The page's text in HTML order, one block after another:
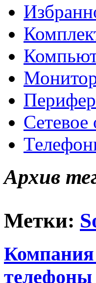
Сетевое
Архив
Метки:
Компания